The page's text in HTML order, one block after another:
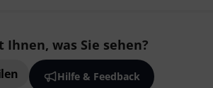
Ihnen, was Sie sehen?
Hilfe & Feedback